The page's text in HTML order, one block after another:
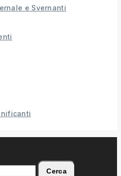
e Svernanti
Cerca